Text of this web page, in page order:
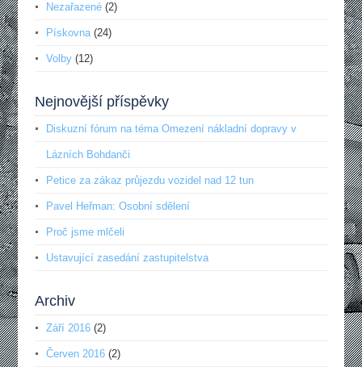
Nezařazené(2)
Pískovna(24)
Volby(12)
Nejnovější příspěvky
Diskuzní fórum na téma Omezení nákladní dopravy v
Lázních Bohdanči
Petice za zákaz průjezdu vozidel nad 12 tun
Pavel Heřman: Osobní sdělení
Proč jsme mlčeli
Ustavující zasedání zastupitelstva
Archiv
Září 2016(2)
Červen 2016(2)